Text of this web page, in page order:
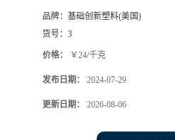
品牌： 基础创新塑料(美国)
货号： 3
价格： ￥24/千克
发布日期： 2024-07-29
更新日期： 2026-08-06